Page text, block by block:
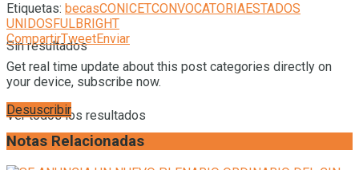
Sin resultados
Ver todos los resultados
Etiquetas: becasCONICETCONVOCATORIAESTADOS
UNIDOSFULBRIGHT
CompartirTweetEnviar
Get real time update about this post categories directly on
your device, subscribe now.
Desuscribir
Notas Relacionadas